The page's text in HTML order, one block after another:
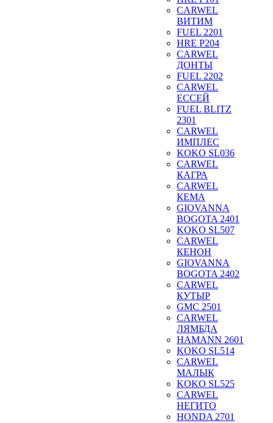
CARWEL
ВИТИМ
FUEL 2201
HRE P204
CARWEL
ДОНТЫ
FUEL 2202
CARWEL
ЕССЕЙ
FUEL BLITZ
2301
CARWEL
ИМПЛЕС
KOKO SL036
CARWEL
КАГРА
CARWEL
КЕМА
GIOVANNA
BOGOTA 2401
KOKO SL507
CARWEL
КЕНОН
GIOVANNA
BOGOTA 2402
CARWEL
КУТЫР
GMC 2501
CARWEL
ЛЯМБДА
HAMANN 2601
KOKO SL514
CARWEL
МАЛЫК
KOKO SL525
CARWEL
НЕГИТО
HONDA 2701